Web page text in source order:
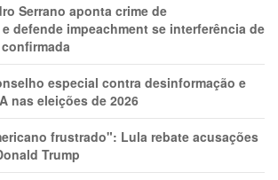
Serrano aponta crime de
defende impeachment se interferência de
especial contra desinformação e
nas eleições de 2026
frustrado": Lula rebate acusações
Trump